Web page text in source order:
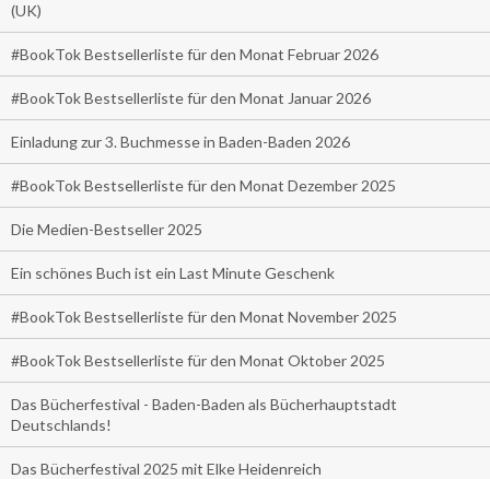
(UK)
#BookTok Bestsellerliste für den Monat Februar 2026
#BookTok Bestsellerliste für den Monat Januar 2026
Einladung zur 3. Buchmesse in Baden-Baden 2026
#BookTok Bestsellerliste für den Monat Dezember 2025
Die Medien-Bestseller 2025
Ein schönes Buch ist ein Last Minute Geschenk
#BookTok Bestsellerliste für den Monat November 2025
#BookTok Bestsellerliste für den Monat Oktober 2025
Das Bücherfestival - Baden-Baden als Bücherhauptstadt
Deutschlands!
Das Bücherfestival 2025 mit Elke Heidenreich